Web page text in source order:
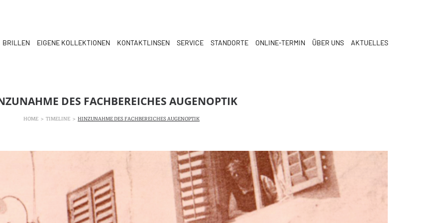
BRILLEN EIGENE KOLLEKTIONEN KONTAKTLINSEN SERVICE STANDORTE ONLINE-TERMIN ÜBER UNS AKTUELLES
DES FACHBEREICHES AUGENOPTIK
HOME > TIMELINE > HINZUNAHME DES FACHBEREICHES AUGENOPTIK